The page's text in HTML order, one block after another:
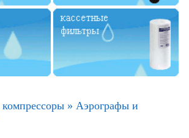
» Aэрографы и